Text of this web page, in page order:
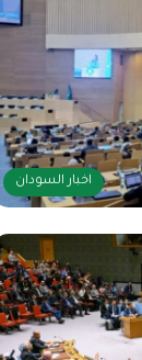
اخبار السودان